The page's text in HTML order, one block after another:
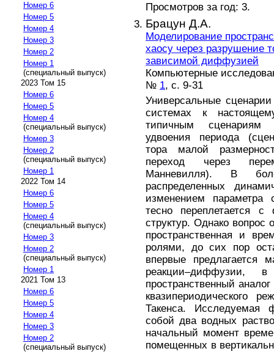
Номер 6
Номер 5
Номер 4
Номер 3
Номер 2
Номер 1
(специальный выпуск)
2023 Том 15
Номер 6
Номер 5
Номер 4
(специальный выпуск)
Номер 3
Номер 2
(специальный выпуск)
Номер 1
2022 Том 14
Номер 6
Номер 5
Номер 4
(специальный выпуск)
Номер 3
Номер 2
(специальный выпуск)
Номер 1
2021 Том 13
Номер 6
Номер 5
Номер 4
Номер 3
Номер 2
(специальный выпуск)
Просмотров за год: 3.
Брацун Д.А.
Моделирование
хаосу через разрушение
зависимой диффузией
Компьютерные
№ 1, с. 9-31
Универсальные
системах к
типичным
удвоения периода
тора малой
переход через
Манневилля). В
распределенных
изменением параметра
тесно переплетается с
структур. Однако вопрос
пространственная и
ролями, до сих пор
впервые предлагается
реакции–диффузии,
пространственный
квазипериодического
Такенса. Исследуемая
собой два водных
начальный момент
помещенных в